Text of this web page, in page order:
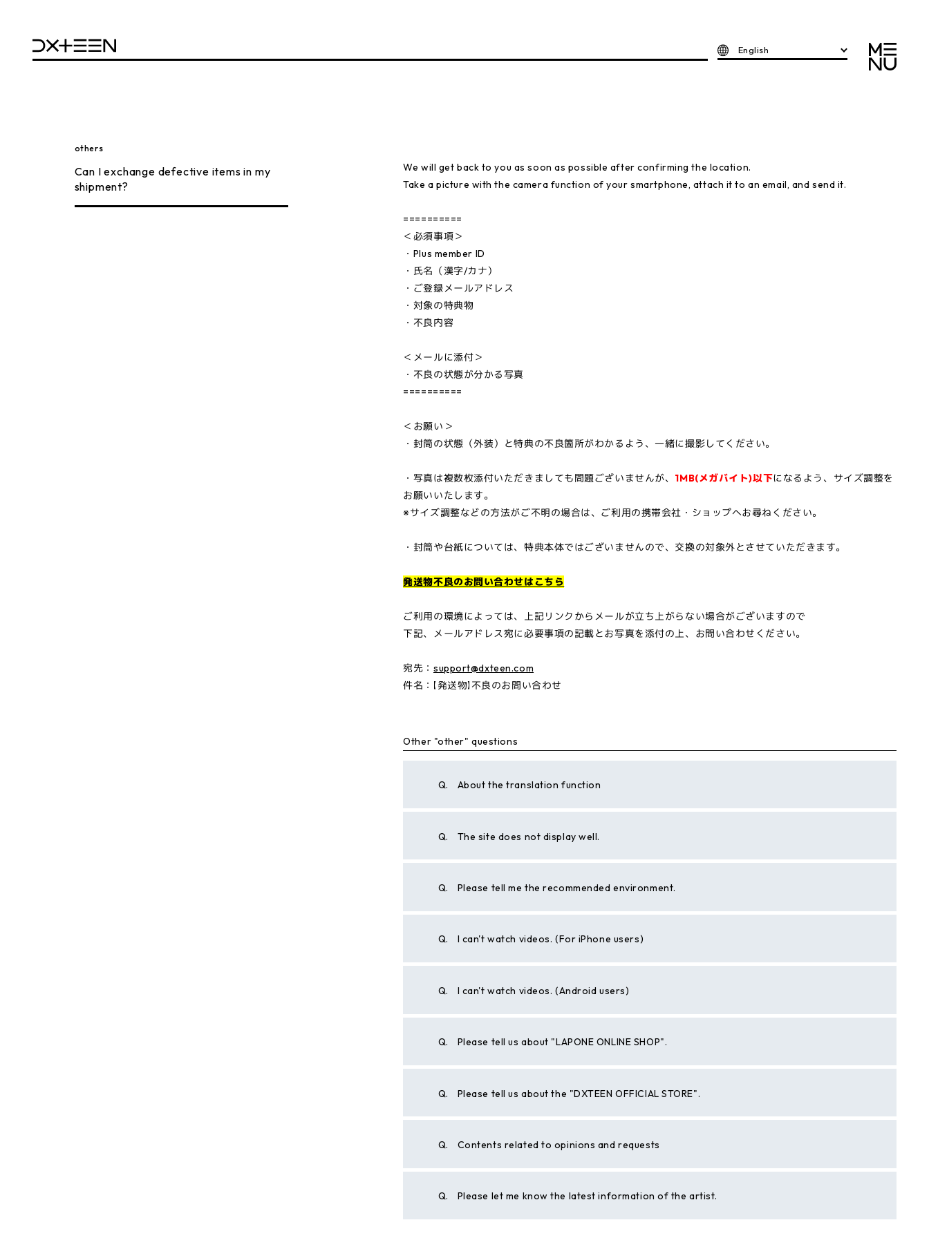
English
others
Can I exchange defective items in my
shipment?
We will get back to you as soon as possible after confirming the location.
Take a picture with the camera function of your smartphone, attach it to an email, and send it.
==========
＜必須事項＞
・Plus member ID
・氏名（漢字/カナ）
・ご登録メールアドレス
・対象の特典物
・不良内容
＜メールに添付＞
・不良の状態が分かる写真
==========
＜お願い＞
・封筒の状態（外装）と特典の不良箇所がわかるよう、一緒に撮影してください。
・写真は複数枚添付いただきましても問題ございませんが、 1MB(メガバイト)以下になるよう、サイズ調整を
お願いいたします。
※サイズ調整などの方法がご不明の場合は、ご利用の携帯会社・ショップへお尋ねください。
・封筒や台紙については、特典本体ではございませんので、交換の対象外とさせていただきます。
発送物不良のお問い合わせはこちら
ご利用の環境によっては、上記リンクからメールが立ち上がらない場合がございますので
下記、メールアドレス宛に必要事項の記載とお写真を添付の上、お問い合わせください。
宛先： support@dxteen.com
件名：【発送物】不良のお問い合わせ
Other "other" questions
Q. About the translation function
Q. The site does not display well.
Q. Please tell me the recommended environment.
Q. I can't watch videos. (For iPhone users)
Q. I can't watch videos. (Android users)
Q. Please tell us about "LAPONE ONLINE SHOP".
Q. Please tell us about the "DXTEEN OFFICIAL STORE".
Q. Contents related to opinions and requests
Q. Please let me know the latest information of the artist.